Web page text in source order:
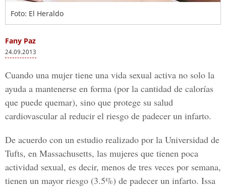
Foto: El Heraldo
Fany Paz
24.09.2013
Cuando una mujer tiene una vida sexual activa no solo la
ayuda a mantenerse en forma (por la cantidad de calorías
que puede quemar), sino que protege su salud
cardiovascular al reducir el riesgo de padecer un infarto.
De acuerdo con un estudio realizado por la Universidad de
Tufts, en Massachusetts, las mujeres que tienen poca
actividad sexual, es decir, menos de tres veces por semana,
tienen un mayor riesgo (3.5%) de padecer un infarto. Issa